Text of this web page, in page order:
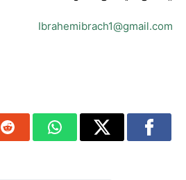
Ibrahemibrach1@gmail.com